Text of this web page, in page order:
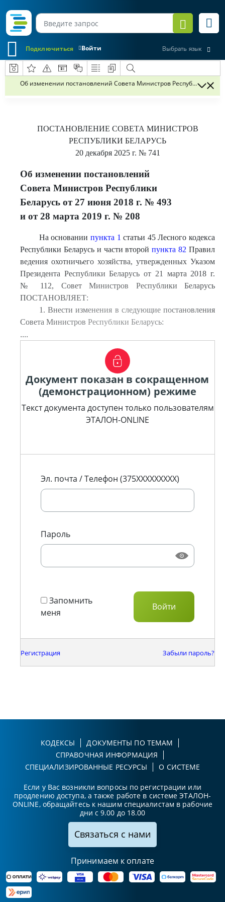
Войти
Подключиться Выбрать язык
Об изменении постановлений Совета Министров Республики
ПОСТАНОВЛЕНИЕ СОВЕТА МИНИСТРОВ
РЕСПУБЛИКИ БЕЛАРУСЬ
20 декабря 2025 г. № 741
Об изменении постановлений
Совета Министров Республики
Беларусь от 27 июня 2018 г. № 493
и от 28 марта 2019 г. № 208
На основании пункта 1 статьи 45 Лесного кодекса
Республики Беларусь и части второйпункта 82 Правил
ведения охотничьего хозяйства, утвержденных Указом
Президента Республики Беларусь от 21 марта 2018 г.
№ 112, Совет Министров Республики Беларусь
ПОСТАНОВЛЯЕТ:
1. Внести изменения в следующие постановления
Совета Министров Республики Беларусь:
....
Документ показан в сокращенном
(демонстрационном) режиме
Текст документа доступен только пользователям
ЭТАЛОН-ONLINE
Эл. почта / Телефон (375XXXXXXXXX)
Пароль
Запомнить
меня
Регистрация Забыли пароль?
КОДЕКСЫ
ДОКУМЕНТЫ ПО ТЕМАМ
СПРАВОЧНАЯ ИНФОРМАЦИЯ
СПЕЦИАЛИЗИРОВАННЫЕ РЕСУРСЫ
О СИСТЕМЕ
Если у Вас возникли вопросы по регистрации или
продлению доступа, а также работе в системе ЭТАЛОН-
ONLINE, обращайтесь к нашим специалистам в рабочие
дни с 9.00 до 18.00
Связаться с нами
Принимаем к оплате